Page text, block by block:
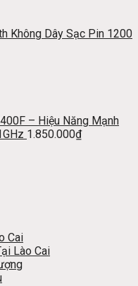
Không Dây Sạc Pin 1200
– Hiệu Năng Mạnh
1.850.000₫
Cai
Lào Cai